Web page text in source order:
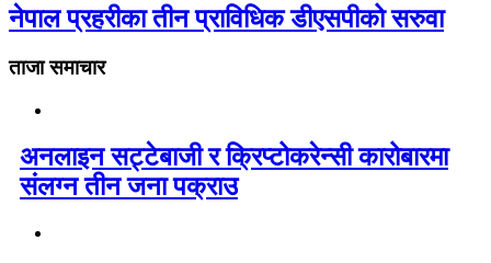
नेपाल प्रहरीका तीन प्राविधिक डीएसपीको सरुवा
ताजा समाचार
अनलाइन सट्टेबाजी र क्रिप्टोकरेन्सी कारोबारमा
संलग्न तीन जना पक्राउ